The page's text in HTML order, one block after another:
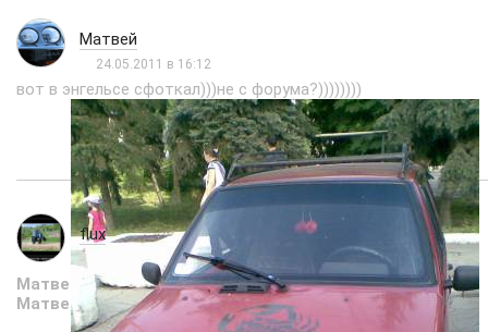
Матвей
24.05.2011 в 16:12
вот в энгельсе сфоткал)))не с форума?))))))))
flux
24.05.2011 в 16:17
Матвей
, на цивик клабе спроси ))) или црх
Матвей, ты уже сходил в ментовку?